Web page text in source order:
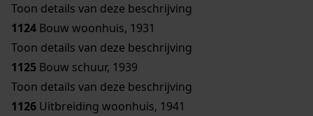
Toon details van deze beschrijving
1124 Bouw woonhuis, 1931
Toon details van deze beschrijving
1125 Bouw schuur, 1939
Toon details van deze beschrijving
1126 Uitbreiding woonhuis, 1941